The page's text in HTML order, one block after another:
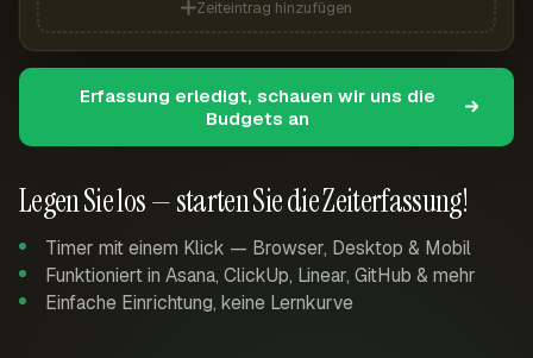
Legen Sie los — starten Sie die Zeiterfassung!
Timer mit einem Klick — Browser, Desktop & Mobil
Funktioniert in Asana, ClickUp, Linear, GitHub & mehr
Einfache Einrichtung, keine Lernkurve
Zeiteintrag hinzufügen
Erfassung erledigt, schauen wir uns die
Budgets an